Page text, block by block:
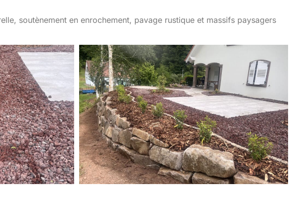
soutènement en enrochement, pavage rustique et massifs paysagers